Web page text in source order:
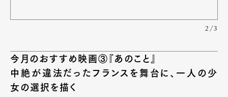
2/3
今月のおすすめ映画③『あのこと』
中絶が違法だったフランスを舞台に、一人の少
女の選択を描く